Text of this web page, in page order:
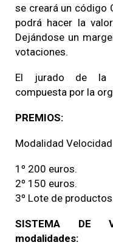
se creará un código
podrá hacer la
Dejándose un
votaciones.
El jurado de la
compuesta por la
PREMIOS:
Modalidad
1º 200 euros.
2º 150 euros.
3º Lote de
SISTEMA DE
modalidades: